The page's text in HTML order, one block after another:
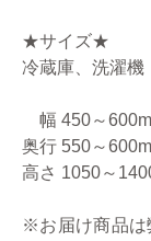
★サイズ★
冷蔵庫、洗濯機
幅 450～
奥行 550～
高さ 1050～
※お届け商品は